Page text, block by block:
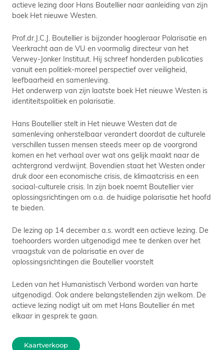
actieve lezing door Hans Boutellier naar aanleiding van zijn
boek Het nieuwe Westen.
Prof.dr.J.C.J. Boutellier is bijzonder hoogleraar Polarisatie en
Veerkracht aan de VU en voormalig directeur van het
Verwey-Jonker Instituut. Hij schreef honderden publicaties
vanuit een politiek-moreel perspectief over veiligheid,
leefbaarheid en samenleving.
Het onderwerp van zijn laatste boek Het nieuwe Westen is
identiteitspolitiek en polarisatie.
Hans Boutellier stelt in Het nieuwe Westen dat de
samenleving onherstelbaar verandert doordat de culturele
verschillen tussen mensen steeds meer op de voorgrond
komen en het verhaal over wat ons gelijk maakt naar de
achtergrond verdwijnt. Bovendien staat het Westen onder
druk door een economische crisis, de klimaatcrisis en een
sociaal-culturele crisis. In zijn boek noemt Boutellier vier
oplossingsrichtingen om o.a. de huidige polarisatie het hoofd
te bieden.
De lezing op 14 december a.s. wordt een actieve lezing. De
toehoorders worden uitgenodigd mee te denken over het
vraagstuk van de polarisatie en over de
oplossingsrichtingen die Boutellier voorstelt
Leden van het Humanistisch Verbond worden van harte
uitgenodigd. Ook andere belangstellenden zijn welkom. De
actieve lezing nodigt uit om met Hans Boutellier én met
elkaar in gesprek te gaan.
Kaartverkoop